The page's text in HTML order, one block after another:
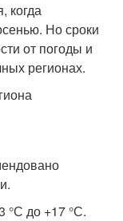
когда
Но сроки
от погоды и
регионах.
°С до +17 °С.